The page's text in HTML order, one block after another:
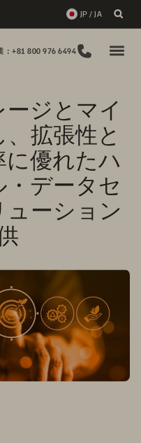
JP / JA
：+81 800 976 6494
ジとマイ
拡張性と
優れたハ
データセ
ーション